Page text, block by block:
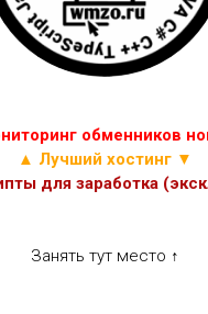
ИГР
СКРИПТЫ
ЭКОНОМИЧЕСКИХ
обменников
▲ Лучший хостинг ▼
для заработка
Занять тут место ↑